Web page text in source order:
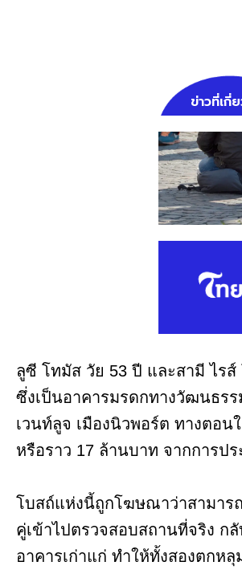
ข่าวที่เกี่
ลูซี โทมัส วัย 53 ปี และสามี ไร
ซึ่งเป็นอาคารมรดกทางวัฒนธร
เวนท์ลูจ เมืองนิวพอร์ต ทางตอ
หรือราว 17 ล้านบาท จากการปร
โบสถ์แห่งนี้ถูกโฆษณาว่าสามาร
คู่เข้าไปตรวจสอบสถานที่จริง ก
อาคารเก่าแก่ ทำให้ทั้งสองตกห